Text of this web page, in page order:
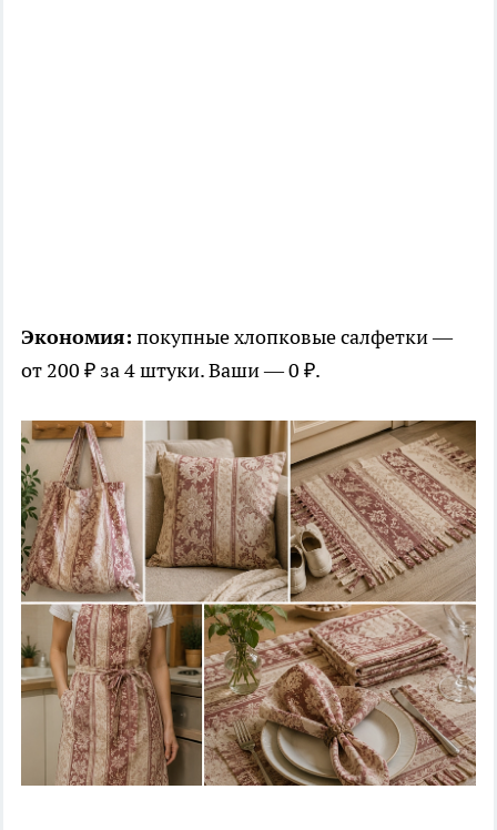
Экономия: покупные хлопковые салфетки —
от 200 ₽ за 4 штуки. Ваши — 0 ₽.